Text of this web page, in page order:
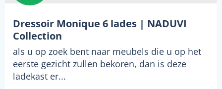
Dressoir Monique 6 lades | NADUVI
Collection
als u op zoek bent naar meubels die u op het
eerste gezicht zullen bekoren, dan is deze
ladekast er...